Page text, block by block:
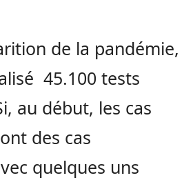
de la pandémie,
45.100 tests
au début, les cas
des cas
quelques uns